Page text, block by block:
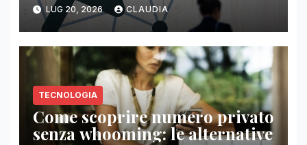
LUG 20, 2026 CLAUDIA
TECNOLOGIA
Come scoprire numero privato
senza whooming: le alternative